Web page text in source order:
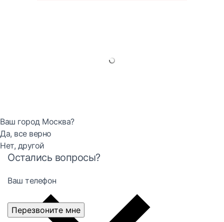
Ваш город Москва?
Да, все верно
Нет, другой
Остались вопросы?
Ваш телефон
Перезвоните мне